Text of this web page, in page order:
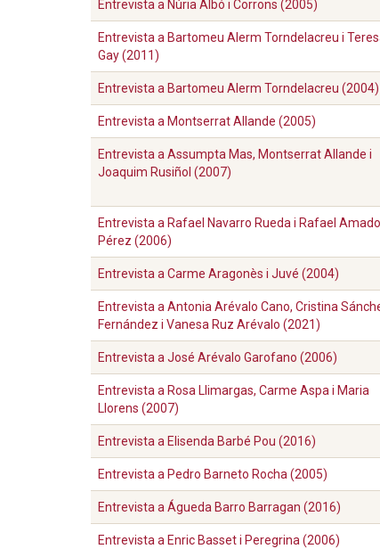
Entrevista a Núria Albó i Corrons (2005)
Entrevista a Bartomeu Alerm Torndelacreu i
Gay (2011)
Entrevista a Bartomeu Alerm Torndelacreu (2004)
Entrevista a Montserrat Allande (2005)
Entrevista a Assumpta Mas, Montserrat Allande i
Joaquim Rusiñol (2007)
Entrevista a Rafael Navarro Rueda i Rafael
Pérez (2006)
Entrevista a Carme Aragonès i Juvé (2004)
Entrevista a Antonia Arévalo Cano, Cristina
Fernández i Vanesa Ruz Arévalo (2021)
Entrevista a José Arévalo Garofano (2006)
Entrevista a Rosa Llimargas, Carme Aspa i Maria
Llorens (2007)
Entrevista a Elisenda Barbé Pou (2016)
Entrevista a Pedro Barneto Rocha (2005)
Entrevista a Águeda Barro Barragan (2016)
Entrevista a Enric Basset i Peregrina (2006)